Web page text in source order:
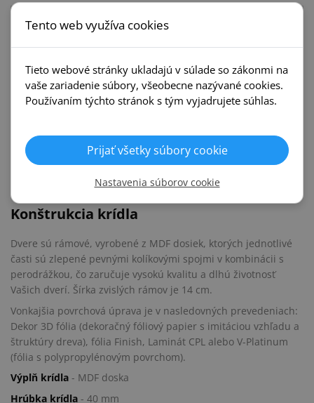
Posuvné systémy
Interiérové dvere Voster Mobi 20
Konštrukcia krídla
Dvere sú rámové, vyrobené z MDF dosiek, ktorých jednotlivé
časti sú zlepené pevnými kolíkovými spojmi v kombinácii s
perodrážkou, čo zaručuje vysokú kvalitu a dlhú životnosť
Vašich dverí. Šírka zvislých rámov je 14 cm.
Vonkajšia povrchová úprava je v nasledovných prevedeniach:
Dekor 3D fólia (dekoračný fóliový papier s imitáciou vzhľadu a
štruktúry dreva), fólia Finish, Laminát CPL alebo V-Platinum
(fólia s polypropylénovým povrchom).
Výplň krídla - MDF doska
Hrúbka krídla - 40 mm
Tento web využíva cookies
Tieto webové stránky ukladajú v súlade so zákonmi na
vaše zariadenie súbory, všeobecne nazývané cookies.
Používaním týchto stránok s tým vyjadrujete súhlas.
Prijať všetky súbory cookie
Nastavenia súborov cookie